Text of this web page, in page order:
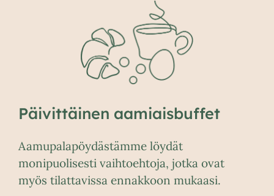
Päivittäinen aamiaisbuffet
Aamupalapöydästämme löydät
monipuolisesti vaihtoehtoja, jotka ovat
myös tilattavissa ennakkoon mukaasi.